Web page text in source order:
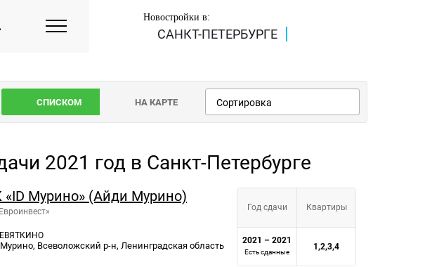
Новостройки в:
САНКТ-ПЕТЕРБУРГЕ
Сортировка
НА КАРТЕ
СПИСКОМ
2021 год в Санкт-Петербурге
Мурино» (Айди Мурино)
Всеволожский р-н, Ленинградская область
Год сдачи Квартиры
2021 – 2021
Есть сданные
1,2,3,4